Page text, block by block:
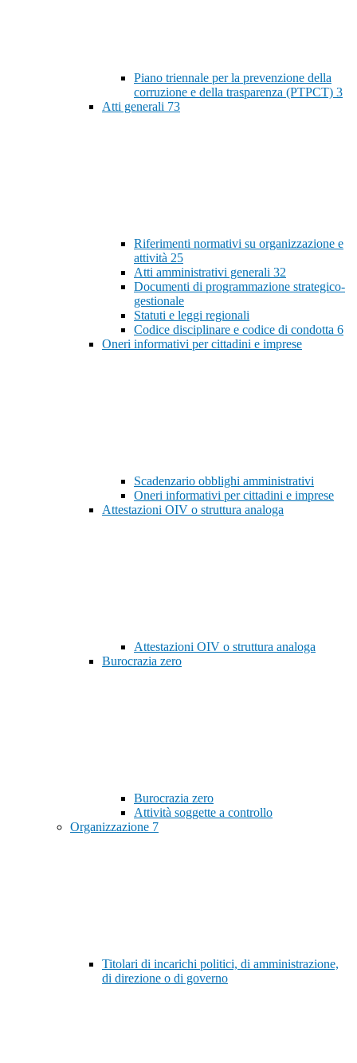
Piano triennale per la prevenzione della
corruzione e della trasparenza (PTPCT) 3
Atti generali 73
Riferimenti normativi su organizzazione e
attività 25
Atti amministrativi generali 32
Documenti di programmazione strategico-
gestionale
Statuti e leggi regionali
Codice disciplinare e codice di condotta 6
Oneri informativi per cittadini e imprese
Scadenzario obblighi amministrativi
Oneri informativi per cittadini e imprese
Attestazioni OIV o struttura analoga
Attestazioni OIV o struttura analoga
Burocrazia zero
Burocrazia zero
Attività soggette a controllo
Organizzazione 7
Titolari di incarichi politici, di amministrazione,
di direzione o di governo